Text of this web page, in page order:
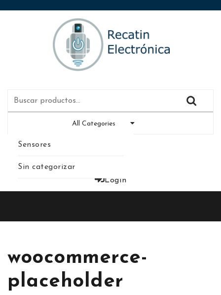
All Categories
Sensores
Sin categorizar
Login
woocommerce-
placeholder